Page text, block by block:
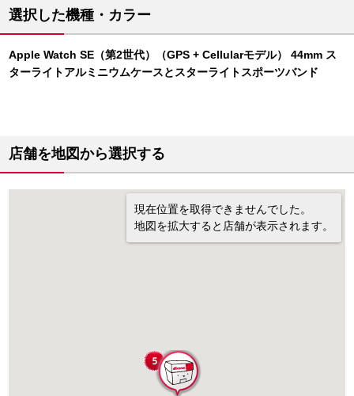
選択した機種・カラー
Apple Watch SE（第2世代）（GPS + Cellularモデル） 44mm ス
ターライトアルミニウムケースとスターライトスポーツバンド
店舗を地図から選択する
現在位置を取得できませんでした。
地図を拡大すると店舗が表示されます。